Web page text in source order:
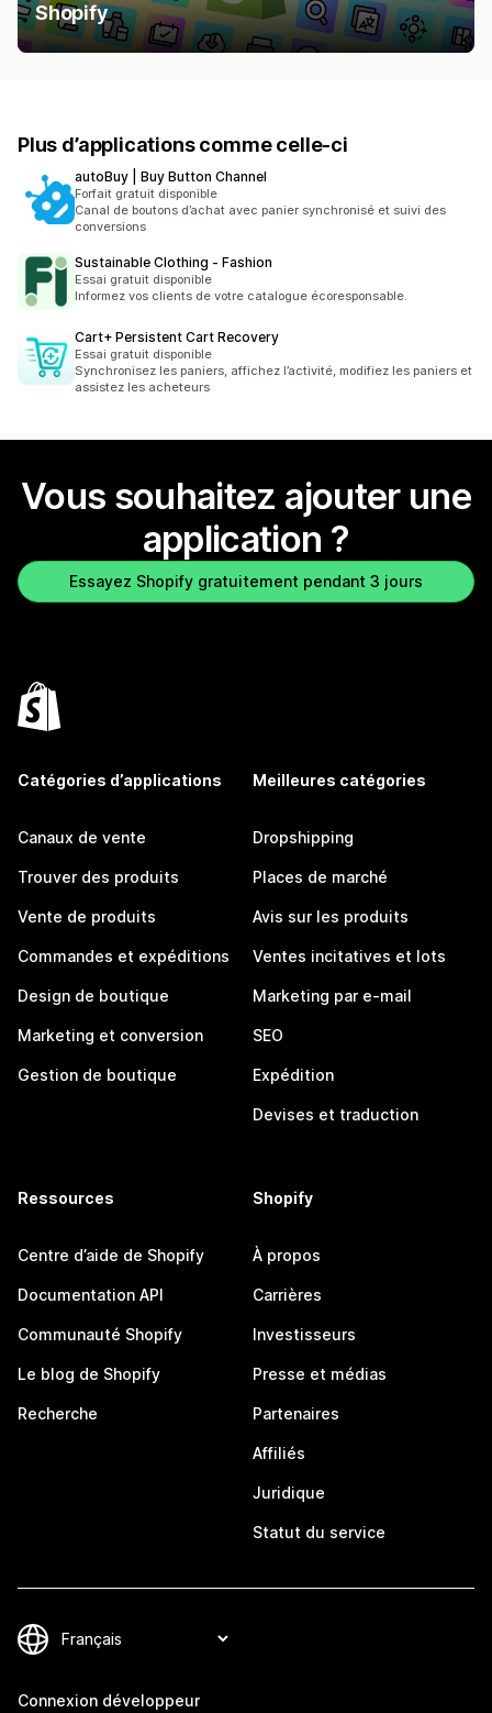
Shopify
Plus d’applications comme celle-ci
autoBuy | Buy Button Channel
Forfait gratuit disponible
Canal de boutons d’achat avec panier synchronisé et suivi des
conversions
Sustainable Clothing ‑ Fashion
Essai gratuit disponible
Informez vos clients de votre catalogue écoresponsable.
Cart+ Persistent Cart Recovery
Essai gratuit disponible
Synchronisez les paniers, affichez l’activité, modifiez les paniers et
assistez les acheteurs
Vous souhaitez ajouter une
application ?
Essayez Shopify gratuitement pendant 3 jours
Catégories d’applications
Canaux de vente
Trouver des produits
Vente de produits
Commandes et expéditions
Design de boutique
Marketing et conversion
Gestion de boutique
Meilleures catégories
Dropshipping
Places de marché
Avis sur les produits
Ventes incitatives et lots
Marketing par e-mail
SEO
Expédition
Devises et traduction
Ressources
Centre d’aide de Shopify
Documentation API
Communauté Shopify
Le blog de Shopify
Recherche
Shopify
À propos
Carrières
Investisseurs
Presse et médias
Partenaires
Affiliés
Juridique
Statut du service
Connexion développeur